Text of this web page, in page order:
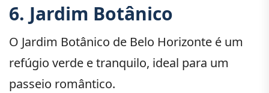
6. Jardim Botânico
O Jardim Botânico de Belo Horizonte é um
refúgio verde e tranquilo, ideal para um
passeio romântico.